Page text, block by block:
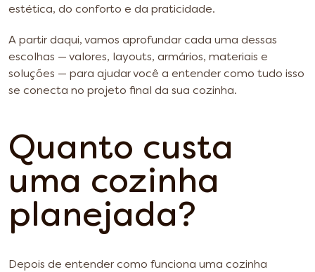
estética, do conforto e da praticidade.
A partir daqui, vamos aprofundar cada uma dessas
escolhas — valores, layouts, armários, materiais e
soluções — para ajudar você a entender como tudo isso
se conecta no projeto final da sua cozinha.
Quanto custa
uma cozinha
planejada?
Depois de entender como funciona uma cozinha